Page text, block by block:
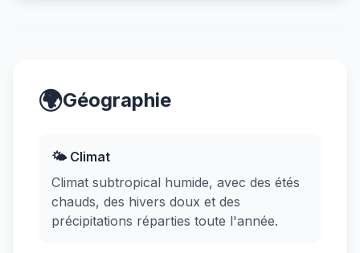
🌍Géographie
🌤️ Climat
Climat subtropical humide, avec des étés
chauds, des hivers doux et des
précipitations réparties toute l'année.